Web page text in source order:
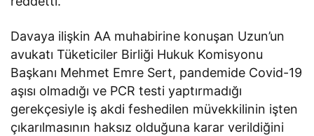
Davaya ilişkin AA muhabirine konuşan Uzun’un
avukatı Tüketiciler Birliği Hukuk Komisyonu
Başkanı Mehmet Emre Sert, pandemide Covid-19
aşısı olmadığı ve PCR testi yaptırmadığı
gerekçesiyle iş akdi feshedilen müvekkilinin işten
çıkarılmasının haksız olduğuna karar verildiğini